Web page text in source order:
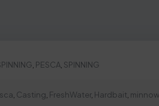
PESCA SPINNING
Casting FreshWater, Hardbait minnow